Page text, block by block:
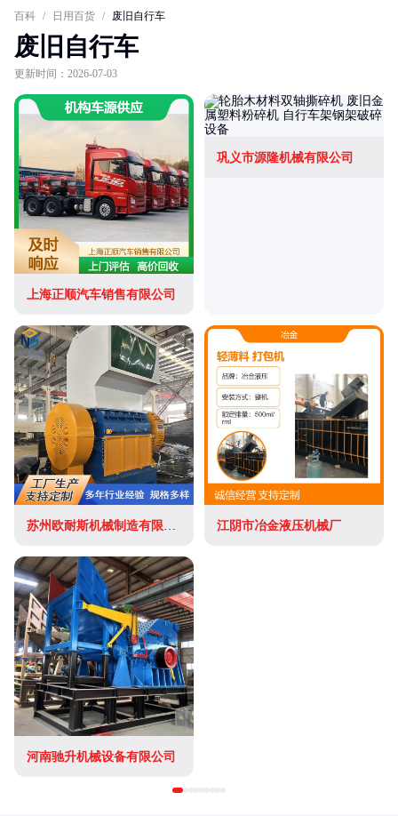
百科 / 日用百货 / 废旧自行车
废旧自行车
更新时间：2026-07-03
上海正顺汽车销售有限公司
巩义市源隆机械有限公司
苏州欧耐斯机械制造有限公司 江阴市冶金液压机械厂
河南驰升机械设备有限公司